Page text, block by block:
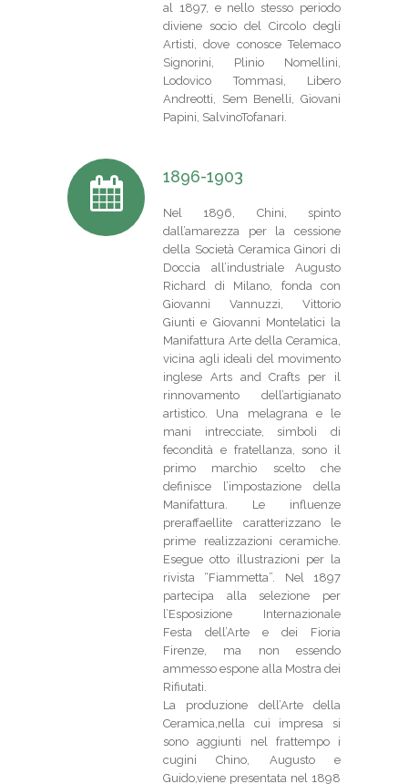
al 1897, e nello stesso periodo
diviene socio del Circolo degli
Artisti, dove conosce Telemaco
Signorini, Plinio Nomellini,
Lodovico Tommasi, Libero
Andreotti, Sem Benelli, Giovani
Papini, SalvinoTofanari.
1896-1903
Nel 1896, Chini, spinto
dall’amarezza per la cessione
della Società Ceramica Ginori di
Doccia all’industriale Augusto
Richard di Milano, fonda con
Giovanni Vannuzzi, Vittorio
Giunti e Giovanni Montelatici la
Manifattura Arte della Ceramica,
vicina agli ideali del movimento
inglese Arts and Crafts per il
rinnovamento dell’artigianato
artistico. Una melagrana e le
mani intrecciate, simboli di
fecondità e fratellanza, sono il
primo marchio scelto che
definisce l’impostazione della
Manifattura. Le influenze
preraffaellite caratterizzano le
prime realizzazioni ceramiche.
Esegue otto illustrazioni per la
rivista “Fiammetta”. Nel 1897
partecipa alla selezione per
l’Esposizione Internazionale
Festa dell’Arte e dei Fioria
Firenze, ma non essendo
ammesso espone alla Mostra dei
Rifiutati.
La produzione dell’Arte della
Ceramica,nella cui impresa si
sono aggiunti nel frattempo i
cugini Chino, Augusto e
Guido,viene presentata nel 1898